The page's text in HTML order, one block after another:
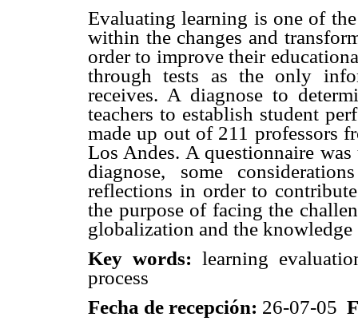
Evaluating learning is one of
within the changes and
order to improve their
through tests as the only
receives. A diagnose to
teachers to establish student
made up out of 211 professors
Los Andes. A questionnaire
diagnose, some
reflections in order to
the purpose of facing the
globalization and the knowledge
Key words: learning
process
Fecha de recepción: 26-07-05